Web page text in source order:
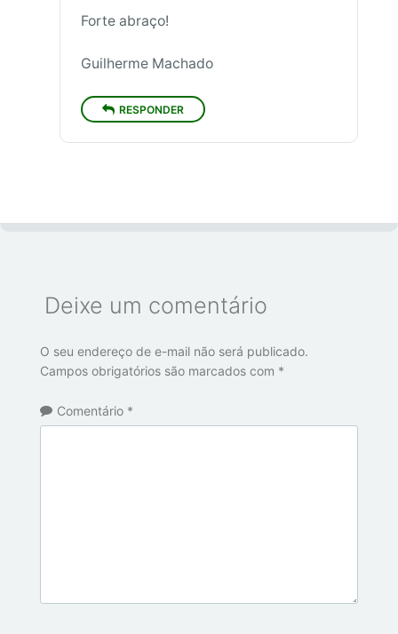
Forte abraço!
Guilherme Machado
RESPONDER
Deixe um comentário
O seu endereço de e-mail não será publicado.
Campos obrigatórios são marcados com *
Comentário *